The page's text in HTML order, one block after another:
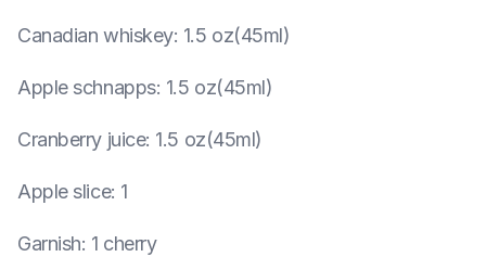
Canadian whiskey: 1.5 oz(45ml)
Apple schnapps: 1.5 oz(45ml)
Cranberry juice: 1.5 oz(45ml)
Apple slice: 1
Garnish: 1 cherry